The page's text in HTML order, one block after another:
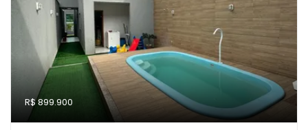
R$ 899.900